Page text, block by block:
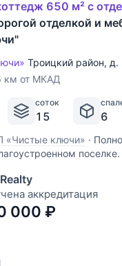
650 м² с
отделкой и
Троицкий район, д.
км от МКАД
соток
15 6
«Чистые ключи» ·
площадью 650 кв.м,
Участок с
слива, груша,
аккредитация
000 ₽